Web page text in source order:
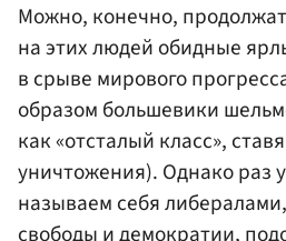
Можно, конечно,
на этих людей обидные
в срыве мирового
образом большевики
как «отсталый класс»,
уничтожения). Однако раз
называем себя